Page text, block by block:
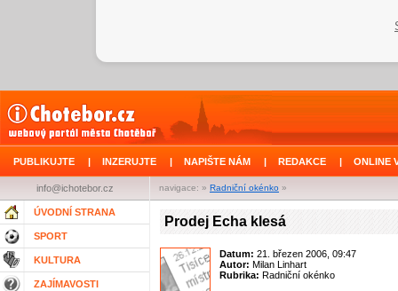
PUBLIKUJTE | INZERUJTE | NAPIŠTE NÁM | REDAKCE | ONLINE
navigace: » Radniční okénko »
info@ichotebor.cz
ÚVODNÍ STRANA
SPORT
KULTURA
ZAJÍMAVOSTI
Prodej Echa klesá
Datum: 21. březen 2006, 09:47
Autor: Milan Linhart
Rubrika: Radniční okénko